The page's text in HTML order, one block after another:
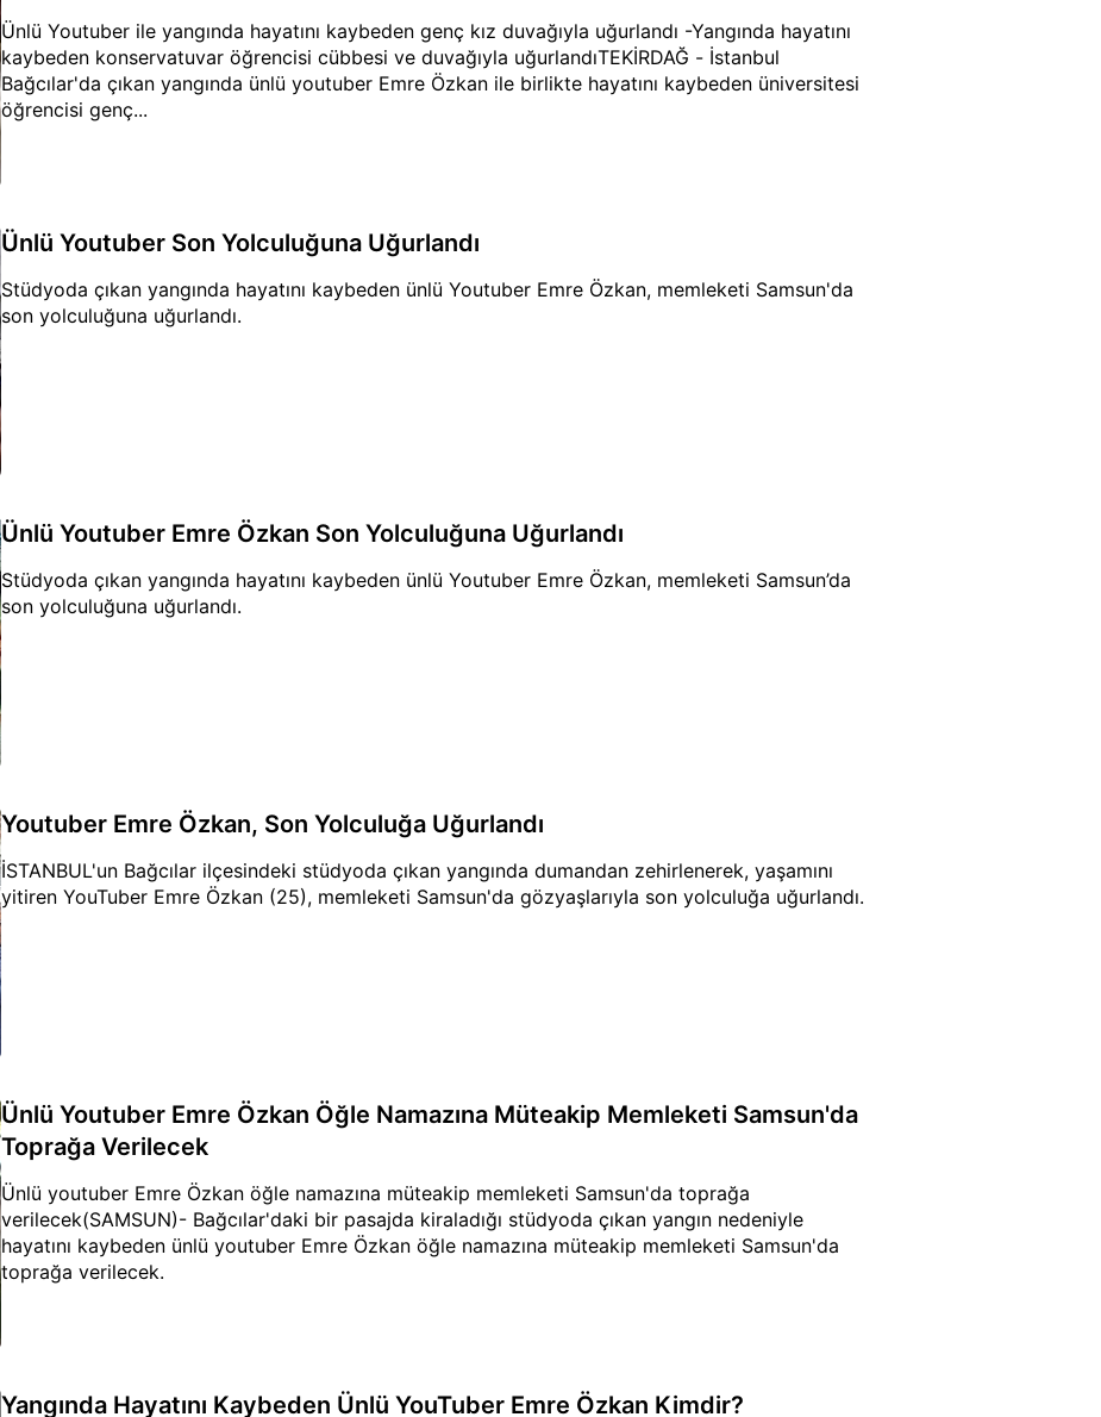
Ünlü Youtuber ile yangında hayatını kaybeden genç kız duvağıyla uğurlandı -Yangında hayatını
kaybeden konservatuvar öğrencisi cübbesi ve duvağıyla uğurlandıTEKİRDAĞ - İstanbul
Bağcılar'da çıkan yangında ünlü youtuber Emre Özkan ile birlikte hayatını kaybeden üniversitesi
öğrencisi genç...
Ünlü Youtuber Son Yolculuğuna Uğurlandı
Stüdyoda çıkan yangında hayatını kaybeden ünlü Youtuber Emre Özkan, memleketi Samsun'da
son yolculuğuna uğurlandı.
Ünlü Youtuber Emre Özkan Son Yolculuğuna Uğurlandı
Stüdyoda çıkan yangında hayatını kaybeden ünlü Youtuber Emre Özkan, memleketi Samsun’da
son yolculuğuna uğurlandı.
Youtuber Emre Özkan, Son Yolculuğa Uğurlandı
İSTANBUL'un Bağcılar ilçesindeki stüdyoda çıkan yangında dumandan zehirlenerek, yaşamını
yitiren YouTuber Emre Özkan (25), memleketi Samsun'da gözyaşlarıyla son yolculuğa uğurlandı.
Ünlü Youtuber Emre Özkan Öğle Namazına Müteakip Memleketi Samsun'da
Toprağa Verilecek
Ünlü youtuber Emre Özkan öğle namazına müteakip memleketi Samsun'da toprağa
verilecek(SAMSUN)- Bağcılar'daki bir pasajda kiraladığı stüdyoda çıkan yangın nedeniyle
hayatını kaybeden ünlü youtuber Emre Özkan öğle namazına müteakip memleketi Samsun'da
toprağa verilecek.
Yangında Hayatını Kaybeden Ünlü YouTuber Emre Özkan Kimdir?